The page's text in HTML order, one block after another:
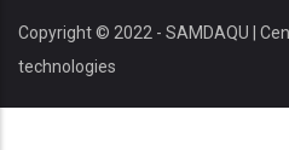
Copyright © 2022 - SAMDAQU |
technologies